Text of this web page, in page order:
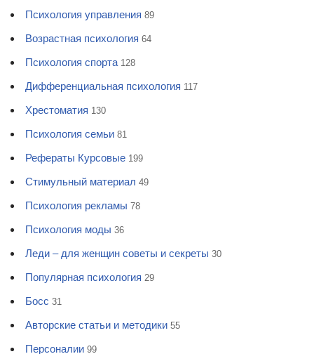
Психология управления 89
Возрастная психология 64
Психология спорта 128
Дифференциальная психология 117
Хрестоматия 130
Психология семьи 81
Рефераты Курсовые 199
Стимульный материал 49
Психология рекламы 78
Психология моды 36
Леди – для женщин советы и секреты 30
Популярная психология 29
Босс 31
Авторские статьи и методики 55
Персоналии 99